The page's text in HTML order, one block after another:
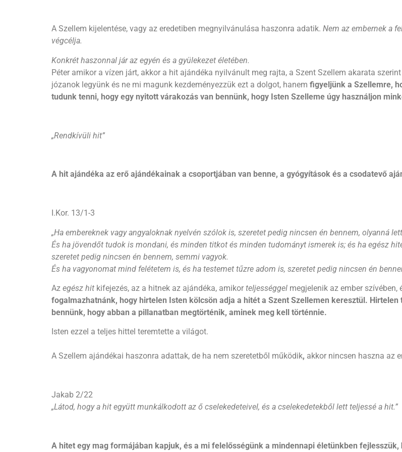
A Szellem kijelentése, vagy az eredetiben megnyilvánulása haszonra adatik. Nem az embernek a
végcélja.
Konkrét haszonnal jár az egyén és a gyülekezet életében.
Péter amikor a vízen járt, akkor a hit ajándéka nyilvánult meg rajta, a Szent Szellem akarata
józanok legyünk és ne mi magunk kezdeményezzük ezt a dolgot, hanem figyeljünk a Szellemre,
tudunk tenni, hogy egy nyitott várakozás van bennünk, hogy Isten Szelleme úgy használjon
„Rendkívüli hit”
A hit ajándéka az erő ajándékainak a csoportjában van benne, a gyógyítások és a csodatevő
I.Kor. 13/1-3
„Ha embereknek vagy angyaloknak nyelvén szólok is, szeretet pedig nincsen én bennem, olyanná
És ha jövendőt tudok is mondani, és minden titkot és minden tudományt ismerek is; és ha egész
szeretet pedig nincsen én bennem, semmi vagyok.
És ha vagyonomat mind felétetem is, és ha testemet tűzre adom is, szeretet pedig nincsen én
Az egész hit kifejezés, az a hitnek az ajándéka, amikor teljességgel megjelenik az ember szívében,
fogalmazhatnánk, hogy hirtelen Isten kölcsön adja a hitét a Szent Szellemen keresztül.
bennünk, hogy abban a pillanatban megtörténik, aminek meg kell történnie.
Isten ezzel a teljes hittel teremtette a világot.
A Szellem ajándékai haszonra adattak, de ha nem szeretetből működik, akkor nincsen haszna az
Jakab 2/22
„Látod, hogy a hit együtt munkálkodott az ő cselekedeteivel, és a cselekedetekből lett teljessé a hit.”
A hitet egy mag formájában kapjuk, és a mi felelősségünk a mindennapi életünkben